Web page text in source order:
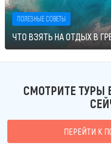
ПОЛЕЗНЫЕ СОВЕТЫ
ЧТО ВЗЯТЬ НА ОТДЫХ В
СМОТРИТЕ ТУРЫ
ПЕРЕЙТИ К